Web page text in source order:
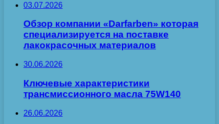
03.07.2026
Обзор компании «Darfarben» которая
специализируется на поставке
лакокрасочных материалов
30.06.2026
Ключевые характеристики
трансмиссионного масла 75W140
26.06.2026